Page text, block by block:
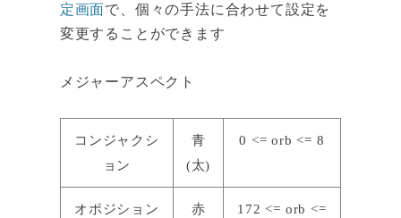
定画面で、個々の手法に合わせて設定を
変更することができます
メジャーアスペクト
コンジャクシ
ョン
青
(太)
0 <= orb <= 8
オポジション
赤
172 <= orb <=